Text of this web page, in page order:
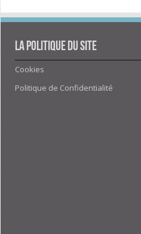
La politique du site
Cookies
Politique de Confidentialité